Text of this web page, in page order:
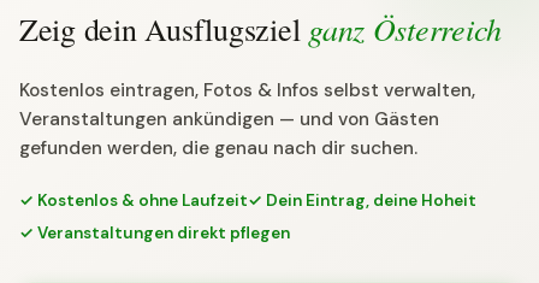
Zeig dein Ausflugsziel ganz Österreich
Kostenlos eintragen, Fotos & Infos selbst verwalten,
Veranstaltungen ankündigen — und von Gästen
gefunden werden, die genau nach dir suchen.
✓ Kostenlos & ohne Laufzeit✓ Dein Eintrag, deine Hoheit
✓ Veranstaltungen direkt pflegen